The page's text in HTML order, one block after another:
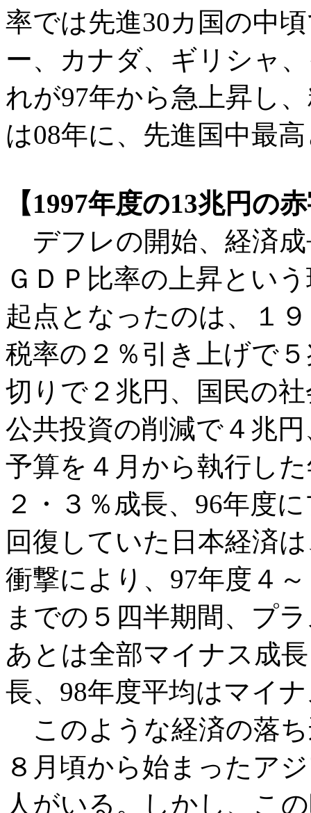
率では先進30カ国の中
ー、カナダ、ギリシャ
れが97年から急上昇し
は08年に、先進国中最
【1997年度の13兆円の
デフレの開始、経済成
ＧＤＰ比率の上昇とい
起点となったのは、１
税率の２％引き上げで
切りで２兆円、国民の
公共投資の削減で４兆
予算を４月から執行し
２・３％成長、96年度
回復していた日本経済
衝撃により、97年度４
までの５四半期間、プ
あとは全部マイナス成
長、98年度平均はマイ
このような経済の落
８月頃から始まったア
人がいる。しかし、こ